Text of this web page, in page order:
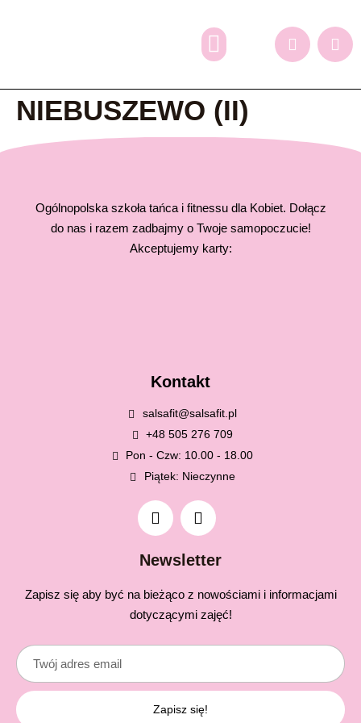
NIEBUSZEWO (II)
Ogólnopolska szkoła tańca i fitnessu dla Kobiet. Dołącz
do nas i razem zadbajmy o Twoje samopoczucie!
Akceptujemy karty:
Kontakt
salsafit@salsafit.pl
+48 505 276 709
Pon - Czw: 10.00 - 18.00
Piątek: Nieczynne
Newsletter
Zapisz się aby być na bieżąco z nowościami i informacjami
dotyczącymi zajęć!
Zapisz się!